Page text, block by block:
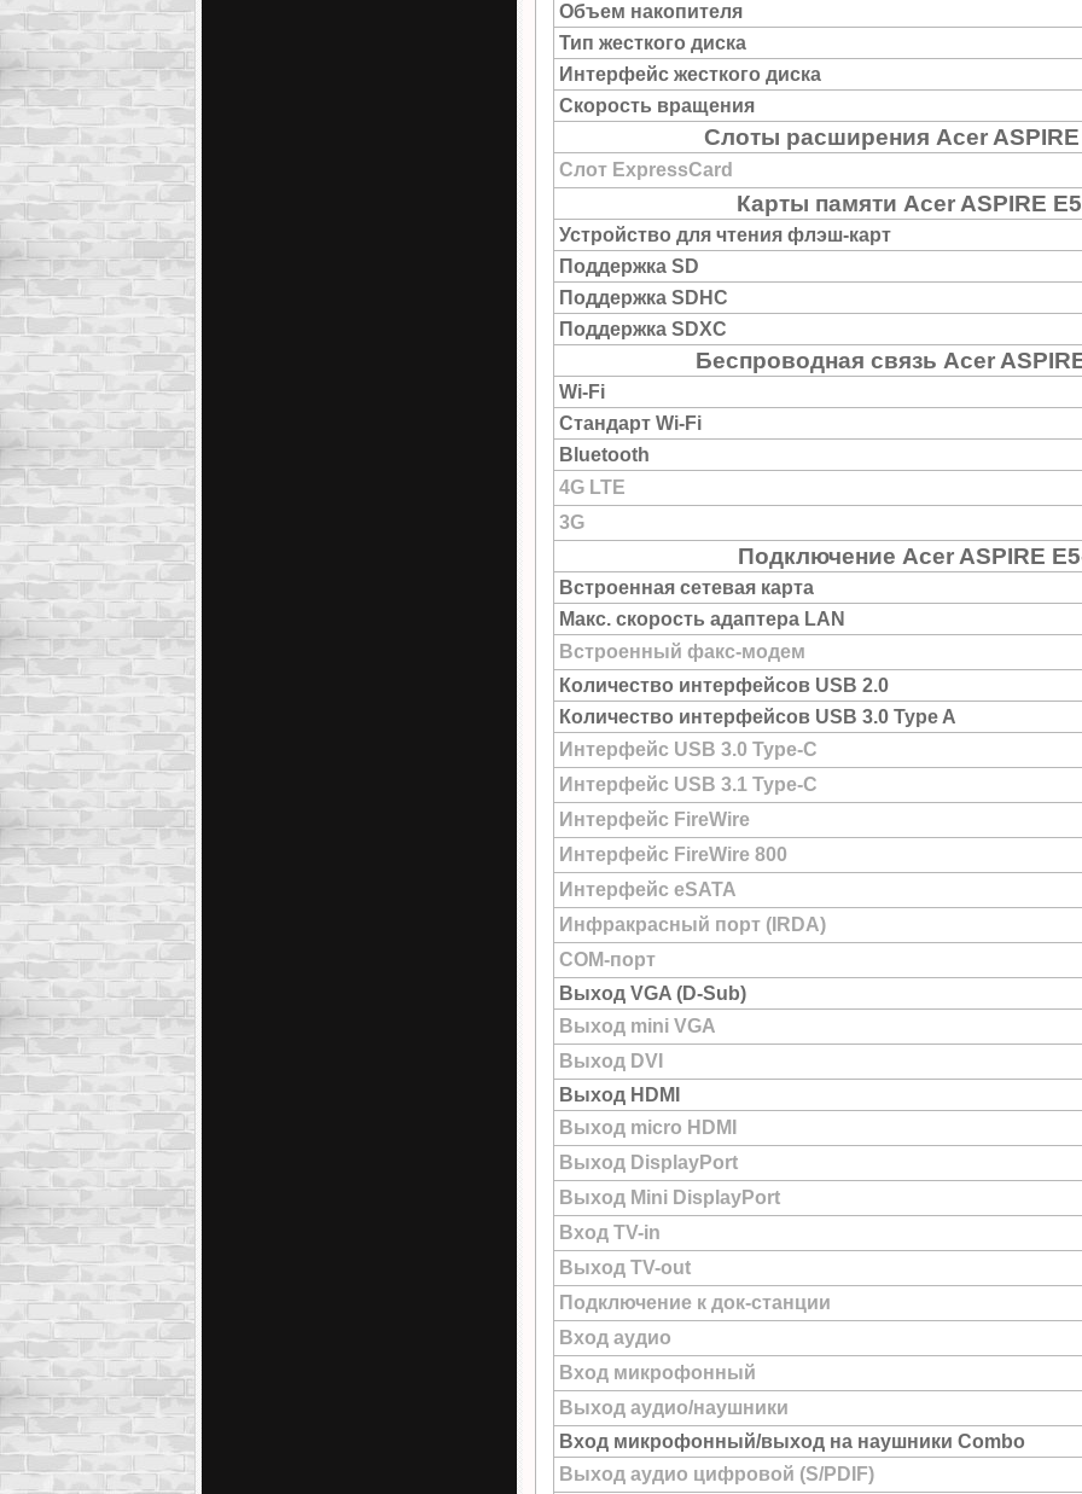
Объем накопителя
Тип жесткого диска
Интерфейс жесткого диска
Скорость вращения
Слоты расширения Acer ASPIRE
Слот ExpressCard
Карты памяти Acer ASPIRE
Устройство для чтения флэш-карт
Поддержка SD
Поддержка SDHC
Поддержка SDXC
Беспроводная связь Acer
Wi-Fi
Стандарт Wi-Fi
Bluetooth
4G LTE
3G
Подключение Acer ASPIRE
Встроенная сетевая карта
Макс. скорость адаптера LAN
Встроенный факс-модем
Количество интерфейсов USB 2.0
Количество интерфейсов USB 3.0 Type A
Интерфейс USB 3.0 Type-C
Интерфейс USB 3.1 Type-C
Интерфейс FireWire
Интерфейс FireWire 800
Интерфейс eSATA
Инфракрасный порт (IRDA)
COM-порт
Выход VGA (D-Sub)
Выход mini VGA
Выход DVI
Выход HDMI
Выход micro HDMI
Выход DisplayPort
Выход Mini DisplayPort
Вход TV-in
Выход TV-out
Подключение к док-станции
Вход аудио
Вход микрофонный
Выход аудио/наушники
Вход микрофонный/выход на наушники Combo
Выход аудио цифровой (S/PDIF)